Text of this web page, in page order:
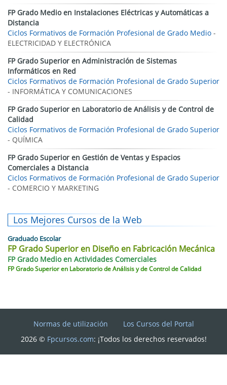
FP Grado Medio en Instalaciones Eléctricas y Automáticas a
Distancia
Ciclos Formativos de Formación Profesional de Grado Medio -
ELECTRICIDAD Y ELECTRÓNICA
FP Grado Superior en Administración de Sistemas
Informáticos en Red
Ciclos Formativos de Formación Profesional de Grado Superior
- INFORMÁTICA Y COMUNICACIONES
FP Grado Superior en Laboratorio de Análisis y de Control de
Calidad
Ciclos Formativos de Formación Profesional de Grado Superior
- QUÍMICA
FP Grado Superior en Gestión de Ventas y Espacios
Comerciales a Distancia
Ciclos Formativos de Formación Profesional de Grado Superior
- COMERCIO Y MARKETING
Los Mejores Cursos de la Web
Graduado Escolar
FP Grado Superior en Diseño en Fabricación Mecánica
FP Grado Medio en Actividades Comerciales
FP Grado Superior en Laboratorio de Análisis y de Control de Calidad
Normas de utilización
Los Cursos del Portal
2026 © Fpcursos.com: ¡Todos los derechos reservados!